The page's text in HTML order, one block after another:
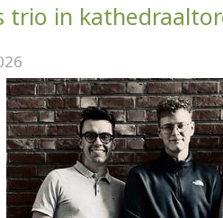
trio in